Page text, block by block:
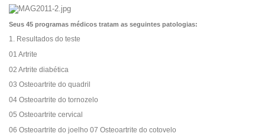
Seus 45 programas médicos tratam as seguintes patologias:
1. Resultados do teste
01 Artrite
02 Artrite diabética
03 Osteoartrite do quadril
04 Osteoartrite do tornozelo
05 Osteoartrite cervical
06 Osteoartrite do joelho 07 Osteoartrite do cotovelo